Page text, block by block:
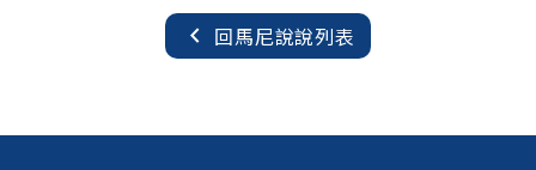
chevron_left 回馬尼說說列表